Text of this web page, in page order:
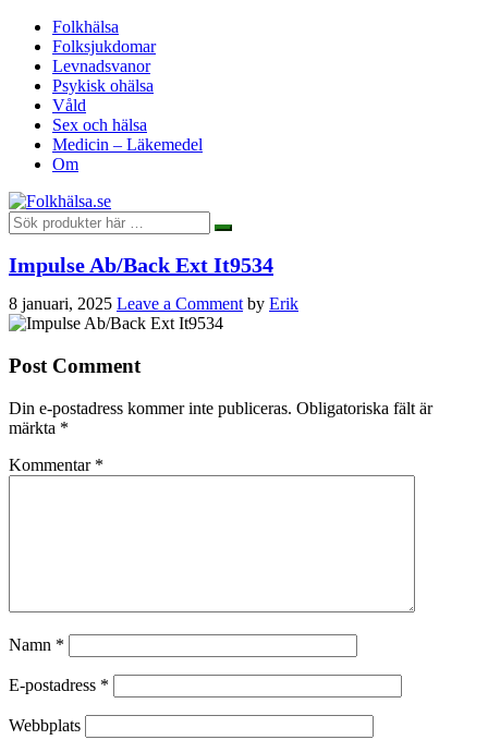
Folkhälsa
Folksjukdomar
Levnadsvanor
Psykisk ohälsa
Våld
Sex och hälsa
Medicin – Läkemedel
Om
Impulse Ab/Back Ext It9534
8 januari, 2025 Leave a Comment by Erik
Post Comment
Din e-postadress kommer inte publiceras. Obligatoriska fält är
märkta *
Kommentar *
Namn *
E-postadress *
Webbplats